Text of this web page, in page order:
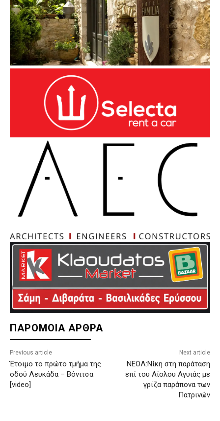
ΠΑΡΟΜΟΙΑ ΑΡΘΡΑ
Previous article
Έτοιμο το πρώτο τμήμα της
οδού Λευκάδα – Βόνιτσα
[video]
Next article
ΝΕΟΛ:Νίκη στη παράταση
επί του Αίολου Αγυιάς με
γρίζα παράπονα των
Πατρινών